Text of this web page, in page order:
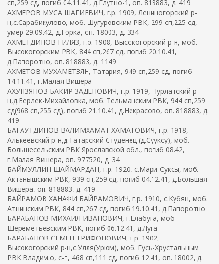
сп,259 сд, погиб 04.11.41, д.Глутно-1, оп. 818883, д. 419
АХМЕРОВ МУСА ШАГИЕВИЧ, г.р. 1909, Лениногорский р-
н,с.Сарабикулово, моб. Шугуровским РВК, 299 сп,225 сд,
умер 29.09.42, д.Горка, оп. 18003, д. 334
АХМЕТДИНОВ ГИЛЯЗ, г.р. 1908, Высокогорский р-н, моб.
Высокогорским РВК, 844 сп,267 сд, погиб 20.10.41,
д.Папоротно, оп. 818883, д. 1149
АХМЕТОВ МУХАМЕТЗЯН, Татария, 949 сп,259 сд, погиб
14.11.41, г.Малая Вишера
АХУНЗЯНОВ БАКИР ЗАДЕНОВИЧ, г.р. 1919, Нурлатский р-
н,д.Берлек-Михайловка, моб. Тельманским РВК, 944 сп,259
сд(968 сп,255 сд), погиб 21.10.41, д.Некрасово, оп. 818883, д.
419
БАГАУТДИНОВ ВАЛИМХАМАТ ХАМАТОВИЧ, г.р. 1918,
Алькеевский р-н,д.Татарский Студенец (д.Сууксу), моб.
Большесельским РВК Ярославской обл., погиб 08.42,
г.Малая Вишера, оп. 977520, д. 34
БАЙМУЛЛИН ШАЙМАРДАН, г.р. 1920, с.Мари-Суксы, моб.
Актанышским РВК, 939 сп,259 сд, погиб 04.12.41, д.Большая
Вишера, оп. 818883, д. 419
БАЙРАМОВ ХАНАФИ БАЙРАМОВИЧ, г.р. 1910, с.Кубян, моб.
Атнинским РВК, 844 сп,267 сд, погиб 19.10.41, д.Папоротно
БАРАБАНОВ МИХАИЛ ИВАНОВИЧ, г.Елабуга, моб.
Шереметьевским РВК, погиб 06.12.41, д.Луга
БАРАБАНОВ СЕМЕН ТРИФОНОВИЧ, г.р. 1902,
Высокогорский р-н,с.Улля(Урюм), моб. Гусь-Хрустальным
РВК Владим.о, с-т, 468 сп,111 сд, погиб 12.41, оп. 18002, д.